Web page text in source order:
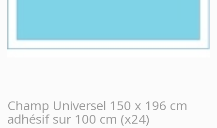
Champ Universel 150 x 196 cm
adhésif sur 100 cm (x24)